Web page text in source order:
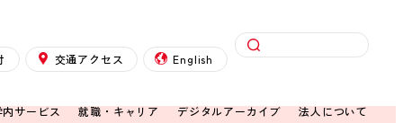
交通アクセス English 検索
サービス 就職・キャリア デジタルアーカイブ 法人について